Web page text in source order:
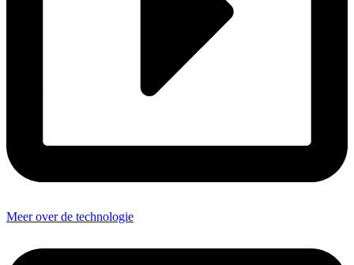
Meer over de technologie